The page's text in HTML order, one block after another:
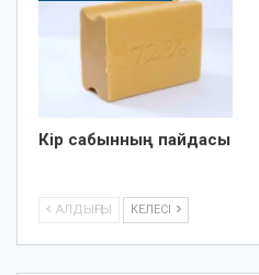
Кір сабынның пайдасы
АЛДЫҢҒЫ КЕЛЕСІ